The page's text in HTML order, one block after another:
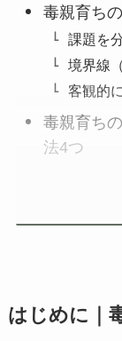
毒親育ち
課題を
境界線
客観的
毒親育ち
法4つ
はじめに｜